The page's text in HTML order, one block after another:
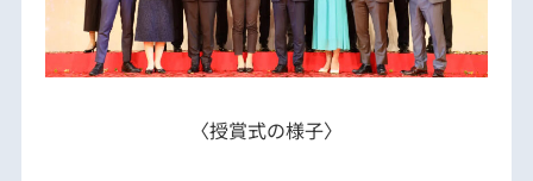
〈授賞式の様子〉